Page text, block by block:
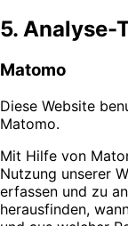
5. Analyse-
Matomo
Diese Website
Matomo.
Mit Hilfe von
Nutzung unserer
erfassen und zu
herausfinden,